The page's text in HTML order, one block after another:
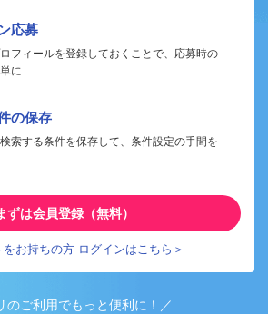
応募
フィールを登録しておくことで、応募時の
に
の保存
索する条件を保存して、条件設定の手間を
ずは会員登録（無料）
をお持ちの方 ログインはこちら＞
のご利用でもっと便利に！／